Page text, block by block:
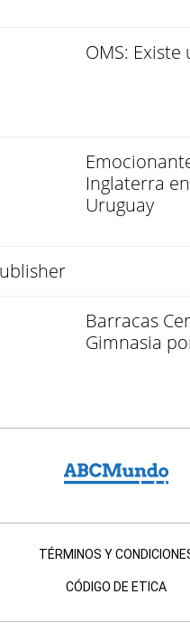
OMS: Existe
Inglaterra
Uruguay
Barracas
Gimnasia
TÉRMINOS Y
CÓDIGO DE ETICA